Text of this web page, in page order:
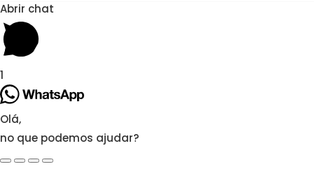
Abrir chat
1
Olá,
no que podemos ajudar?